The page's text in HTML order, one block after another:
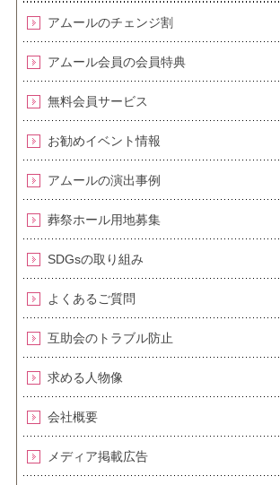
アムールのチェンジ割
アムール会員の会員特典
無料会員サービス
お勧めイベント情報
アムールの演出事例
葬祭ホール用地募集
SDGsの取り組み
よくあるご質問
互助会のトラブル防止
求める人物像
会社概要
メディア掲載広告